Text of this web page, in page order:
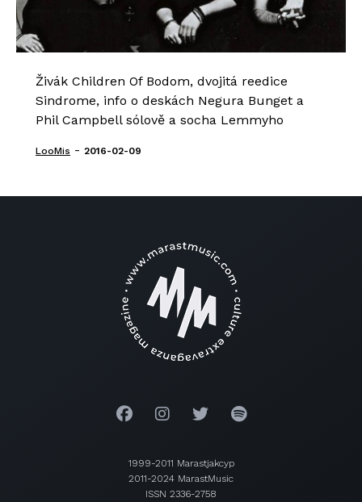
Živák Children Of Bodom, dvojitá reedice
Sindrome, info o deskách Negura Bunget a
Phil Campbell sólově a socha Lemmyho
LooMis - 2016-02-09
1999-2011 Marastjakcyp
2011-2024 MarastMusic
ISSN 2336-2758